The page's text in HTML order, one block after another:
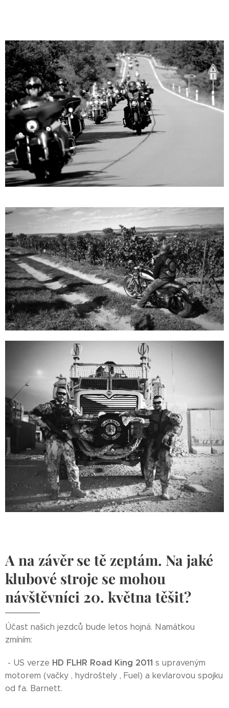
A na závěr se tě zeptám. Na jaké
klubové stroje se mohou
návštěvníci 20. května těšit?
Účast našich jezdců bude letos hojná. Namátkou
zmíním:
- US verze HD FLHR Road King 2011 s upraveným
motorem (vačky , hydroštely , Fuel) a kevlarovou spojku
od fa. Barnett.